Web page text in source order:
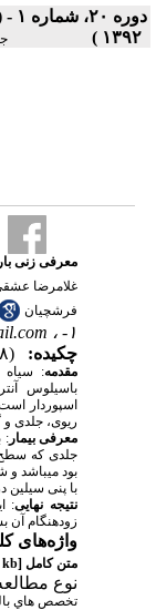
۱۳۹۲ )
جلد ۲۰
معرفی زنی
غلامرضا
فرشچیان
۱- ،
چکیده:
(۶۱۶۸ مشاهده)
مقدمه: سیاه
باسیلوس
اسپوردار
ریوی، جلدی
معرفی بیمار
جلدی که
بود میباشد و
با پنی سیلین
نتیجه نهایی:
زودهنگام آن
واژه‌های
متن کامل[PDF 282 kb]
نوع
تخصص هاي